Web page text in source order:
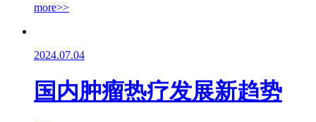
more>>
2024.07.04
国内肿瘤热疗发展新趋势